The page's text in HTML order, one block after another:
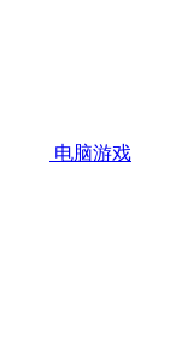
电脑游戏